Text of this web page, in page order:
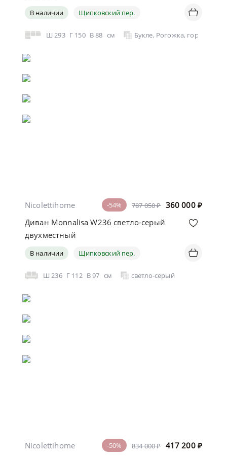
В наличии Щипковский пер.
Ш 293 Г 150 В88 см Букле, Рогожка, горчично-
787 050 ₽ 360 000 ₽
-54%
Nicolettihome
Диван Monnalisa W236 светло-серый
двухместный
В наличии Щипковский пер.
Ш 236 Г 112 В97 см светло-серый
834 000 ₽ 417 200 ₽
-50%
Nicolettihome